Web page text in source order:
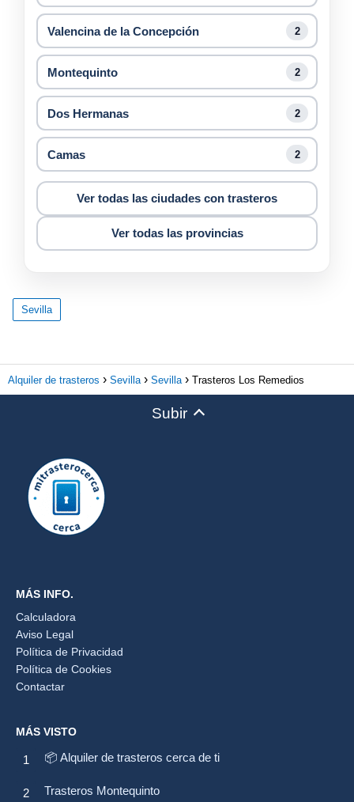
Valencina de la Concepción 2
Montequinto 2
Dos Hermanas 2
Camas 2
Ver todas las ciudades con trasteros
Ver todas las provincias
Sevilla
Alquiler de trasteros Sevilla Sevilla Trasteros Los Remedios
Subir
MÁS INFO.
Calculadora
Aviso Legal
Política de Privacidad
Política de Cookies
Contactar
MÁS VISTO
📦 Alquiler de trasteros cerca de ti
Trasteros Montequinto